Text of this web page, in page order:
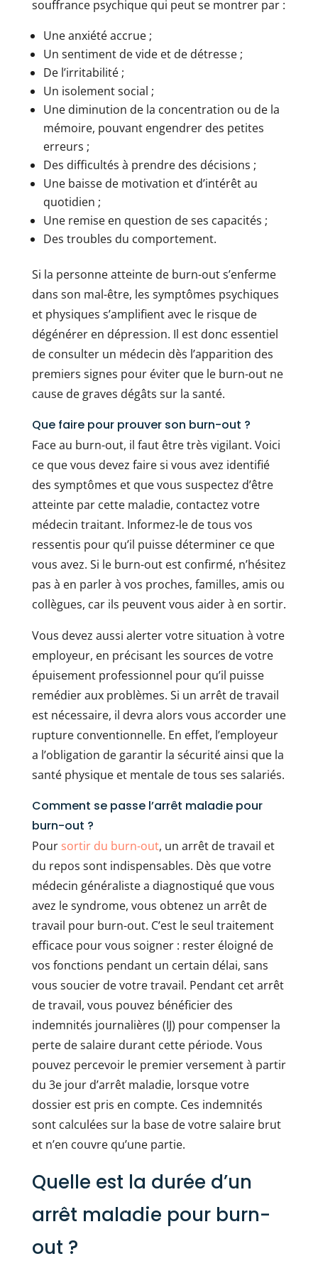
souffrance psychique qui peut se montrer par :
Une anxiété accrue ;
Un sentiment de vide et de détresse ;
De l’irritabilité ;
Un isolement social ;
Une diminution de la concentration ou de la
mémoire, pouvant engendrer des petites
erreurs ;
Des difficultés à prendre des décisions ;
Une baisse de motivation et d’intérêt au
quotidien ;
Une remise en question de ses capacités ;
Des troubles du comportement.
Si la personne atteinte de burn-out s’enferme
dans son mal-être, les symptômes psychiques
et physiques s’amplifient avec le risque de
dégénérer en dépression. Il est donc essentiel
de consulter un médecin dès l’apparition des
premiers signes pour éviter que le burn-out ne
cause de graves dégâts sur la santé.
Que faire pour prouver son burn-out ?
Face au burn-out, il faut être très vigilant. Voici
ce que vous devez faire si vous avez identifié
des symptômes et que vous suspectez d’être
atteinte par cette maladie, contactez votre
médecin traitant. Informez-le de tous vos
ressentis pour qu’il puisse déterminer ce que
vous avez. Si le burn-out est confirmé, n’hésitez
pas à en parler à vos proches, familles, amis ou
collègues, car ils peuvent vous aider à en sortir.
Vous devez aussi alerter votre situation à votre
employeur, en précisant les sources de votre
épuisement professionnel pour qu’il puisse
remédier aux problèmes. Si un arrêt de travail
est nécessaire, il devra alors vous accorder une
rupture conventionnelle. En effet, l’employeur
a l’obligation de garantir la sécurité ainsi que la
santé physique et mentale de tous ses salariés.
Comment se passe l’arrêt maladie pour
burn-out ?
Pour sortir du burn-out, un arrêt de travail et
du repos sont indispensables. Dès que votre
médecin généraliste a diagnostiqué que vous
avez le syndrome, vous obtenez un arrêt de
travail pour burn-out. C’est le seul traitement
efficace pour vous soigner : rester éloigné de
vos fonctions pendant un certain délai, sans
vous soucier de votre travail. Pendant cet arrêt
de travail, vous pouvez bénéficier des
indemnités journalières (IJ) pour compenser la
perte de salaire durant cette période. Vous
pouvez percevoir le premier versement à partir
du 3e jour d’arrêt maladie, lorsque votre
dossier est pris en compte. Ces indemnités
sont calculées sur la base de votre salaire brut
et n’en couvre qu’une partie.
Quelle est la durée d’un
arrêt maladie pour burn-
out ?